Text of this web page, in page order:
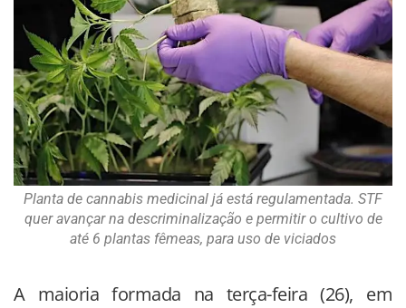
Planta de cannabis medicinal já está regulamentada. STF
quer avançar na descriminalização e permitir o cultivo de
até 6 plantas fêmeas, para uso de viciados
A maioria formada na terça-feira (26), em